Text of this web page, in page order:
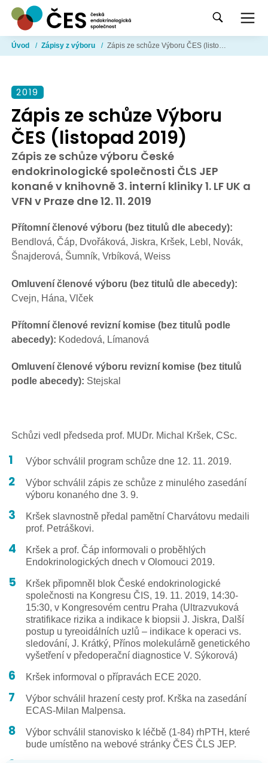
Úvod / Zápisy z výboru / Zápis ze schůze Výboru ČES (listopad 2019)
2019
Zápis ze schůze Výboru
ČES (listopad 2019)
Zápis ze schůze výboru České
endokrinologické společnosti ČLS JEP
konané v knihovně 3. interní kliniky 1. LF UK a
VFN v Praze dne 12. 11. 2019
Přítomní členové výboru (bez titulů dle abecedy):
Bendlová, Čáp, Dvořáková, Jiskra, Kršek, Lebl, Novák,
Šnajderová, Šumník, Vrbíková, Weiss
Omluvení členové výboru (bez titulů dle abecedy):
Cvejn, Hána, Vlček
Přítomní členové revizní komise (bez titulů podle
abecedy): Kodedová, Límanová
Omluvení členové výboru revizní komise (bez titulů
podle abecedy): Stejskal
Schůzi vedl předseda prof. MUDr. Michal Kršek, CSc.
Výbor schválil program schůze dne 12. 11. 2019.
Výbor schválil zápis ze schůze z minulého zasedání
výboru konaného dne 3. 9.
Kršek slavnostně předal pamětní Charvátovu medaili
prof. Petráškovi.
Kršek a prof. Čáp informovali o proběhlých
Endokrinologických dnech v Olomouci 2019.
Kršek připomněl blok České endokrinologické
společnosti na Kongresu ČIS, 19. 11. 2019, 14:30-
15:30, v Kongresovém centru Praha (Ultrazvuková
stratifikace rizika a indikace k biopsii J. Jiskra, Další
postup u tyreoidálních uzlů – indikace k operaci vs.
sledování, J. Krátký, Přínos molekulárně genetického
vyšetření v předoperační diagnostice V. Sýkorová)
Kršek informoval o přípravách ECE 2020.
Výbor schválil hrazení cesty prof. Krška na zasedání
ECAS-Milan Malpensa.
Výbor schválil stanovisko k léčbě (1-84) rhPTH, které
bude umístěno na webové stránky ČES ČLS JEP.